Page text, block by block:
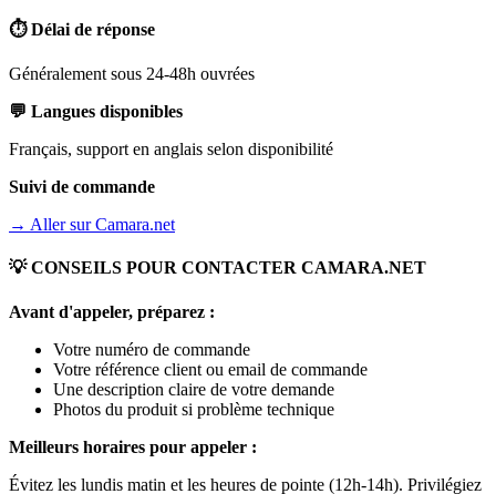
⏱️ Délai de réponse
Généralement sous 24-48h ouvrées
💬 Langues disponibles
Français, support en anglais selon disponibilité
Suivi de commande
→ Aller surCamara.net
💡 CONSEILS POUR CONTACTER CAMARA.NET
Avant d'appeler, préparez :
Votre numéro de commande
Votre référence client ou email de commande
Une description claire de votre demande
Photos du produit si problème technique
Meilleurs horaires pour appeler :
Évitez les lundis matin et les heures de pointe (12h-14h). Privilégiez